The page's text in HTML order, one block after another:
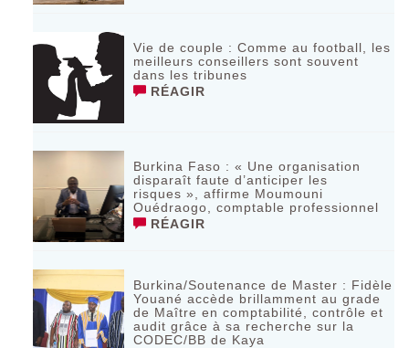
Vie de couple : Comme au football, les
meilleurs conseillers sont souvent
dans les tribunes
RÉAGIR
Burkina Faso : « Une organisation
disparaît faute d’anticiper les
risques », affirme Moumouni
Ouédraogo, comptable professionnel
RÉAGIR
Burkina/Soutenance de Master : Fidèle
Youané accède brillamment au grade
de Maître en comptabilité, contrôle et
audit grâce à sa recherche sur la
CODEC/BB de Kaya